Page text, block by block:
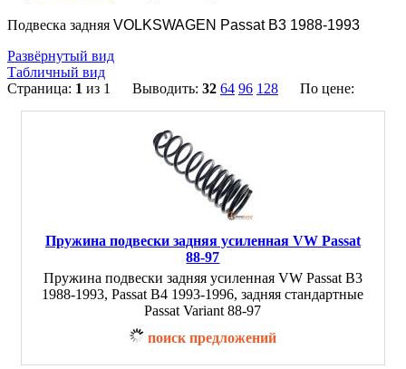
Подвеска задняя VOLKSWAGEN Passat B3 1988-1993
Развёрнутый вид
Табличный вид
Страница: 1 из 1 Выводить: 32 64 96 128 По цене:
Пружина подвески задняя усиленная VW Passat
88-97
Пружина подвески задняя усиленная VW Passat B3
1988-1993, Passat B4 1993-1996, задняя стандартные
Passat Variant 88-97
поиск предложений